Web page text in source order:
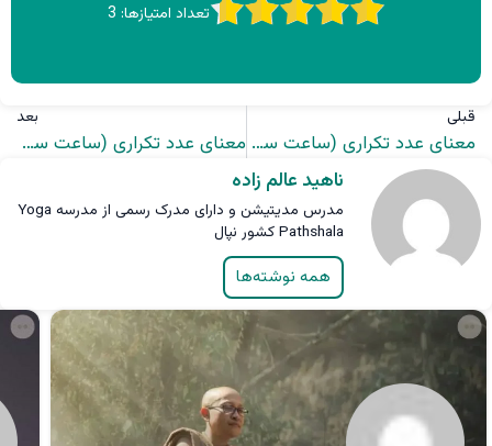
تعداد امتیازها: 3
قبلی
معنای عدد تکراری (ساعت سه گانه) 00:03 در علم اعداد
بعد
معنای عدد تکراری (ساعت سه گانه) 00:04 در علم اعداد
ناهید عالم زاده
مدرس مدیتیشن و دارای مدرک رسمی از مدرسه Yoga
Pathshala کشور نپال
همه نوشته‌ها